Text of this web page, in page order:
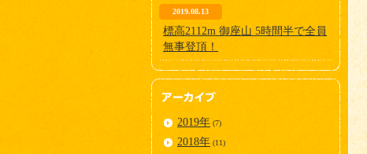
2019.08.13
標高2112m 御座山 5時間半で全員
無事登頂！
2019年 (7)
2018年 (11)